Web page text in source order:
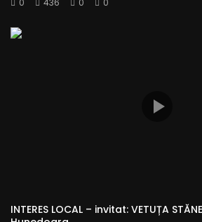
0 436 0 0
INTERES LOCAL – invitat: VETUȚA